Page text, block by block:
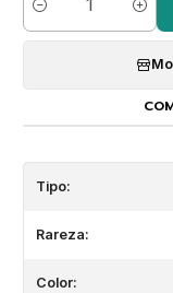
Cantidad
Tipo:
Rareza:
Color: